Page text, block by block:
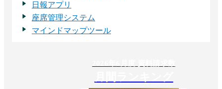
日報アプリ
座席管理システム
マインドマップツール